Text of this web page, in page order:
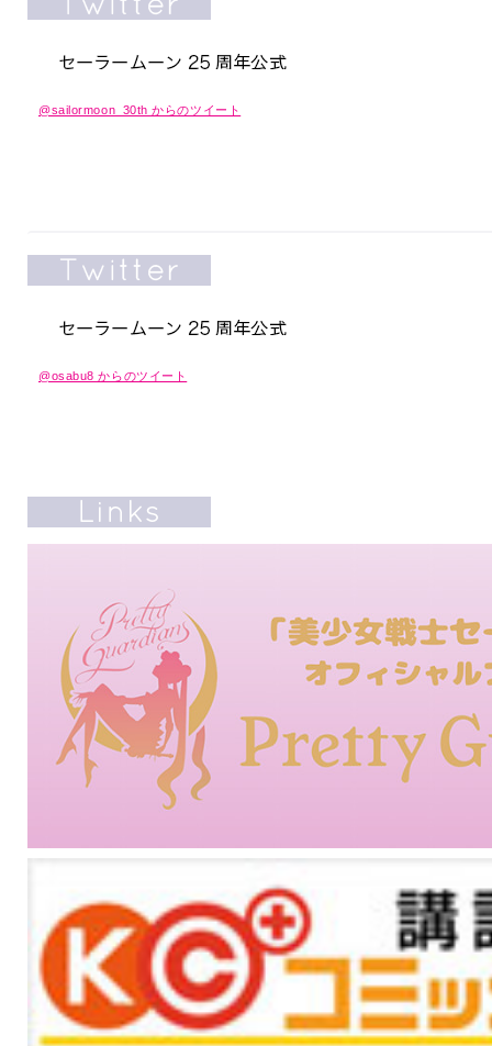
@sailormoon_30th からのツイート
@osabu8 からのツイート